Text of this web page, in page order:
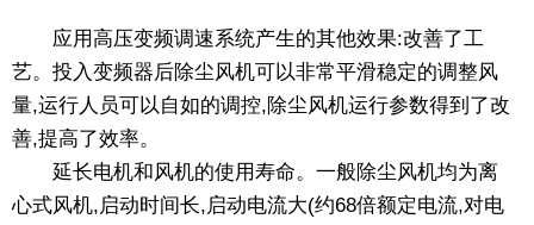
应用高压变频调速系统产生的其他效果:改善了工
艺。投入变频器后除尘风机可以非常平滑稳定的调整风
量,运行人员可以自如的调控,除尘风机运行参数得到了改
善,提高了效率。
延长电机和风机的使用寿命。一般除尘风机均为离
心式风机,启动时间长,启动电流大(约68倍额定电流,对电